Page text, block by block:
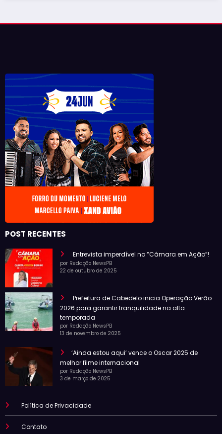
POST RECENTES
Entrevista imperdível no “Câmara em Ação”!
por Redação NewsPB
22 de outubro de 2025
Prefeitura de Cabedelo inicia Operação Verão
2026 para garantir tranquilidade na alta
temporada
por Redação NewsPB
13 de novembro de 2025
‘Ainda estou aqui’ vence o Oscar 2025 de
melhor filme internacional
por Redação NewsPB
3 de março de 2025
Política de Privacidade
Contato